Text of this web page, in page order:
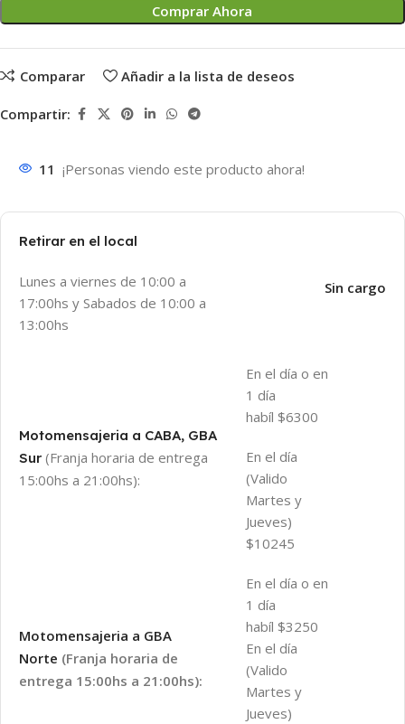
Comprar Ahora
Comparar Añadir a la lista de deseos
Compartir:
11 ¡Personas viendo este producto ahora!
Retirar en el local
Lunes a viernes de 10:00 a
17:00hs y Sabados de 10:00 a
13:00hs
Sin cargo
Motomensajeria a CABA, GBA
Sur (Franja horaria de entrega
15:00hs a 21:00hs):
En el día o en
1 día
habíl $6300
En el día
(Valido
Martes y
Jueves)
$10245
Motomensajeria a GBA
Norte (Franja horaria de
entrega 15:00hs a 21:00hs):
En el día o en
1 día
habíl $3250
En el día
(Valido
Martes y
Jueves)